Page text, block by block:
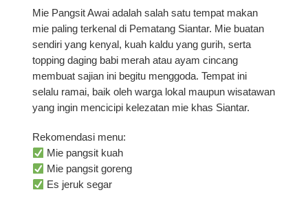
Mie Pangsit Awai adalah salah satu tempat makan
mie paling terkenal di Pematang Siantar. Mie buatan
sendiri yang kenyal, kuah kaldu yang gurih, serta
topping daging babi merah atau ayam cincang
membuat sajian ini begitu menggoda. Tempat ini
selalu ramai, baik oleh warga lokal maupun wisatawan
yang ingin mencicipi kelezatan mie khas Siantar.
Rekomendasi menu:
Mie pangsit kuah
Mie pangsit goreng
Es jeruk segar